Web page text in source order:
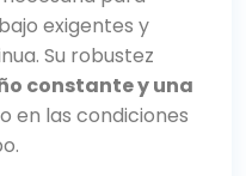
exigentes y
Su robustez
constante y una
en las condiciones